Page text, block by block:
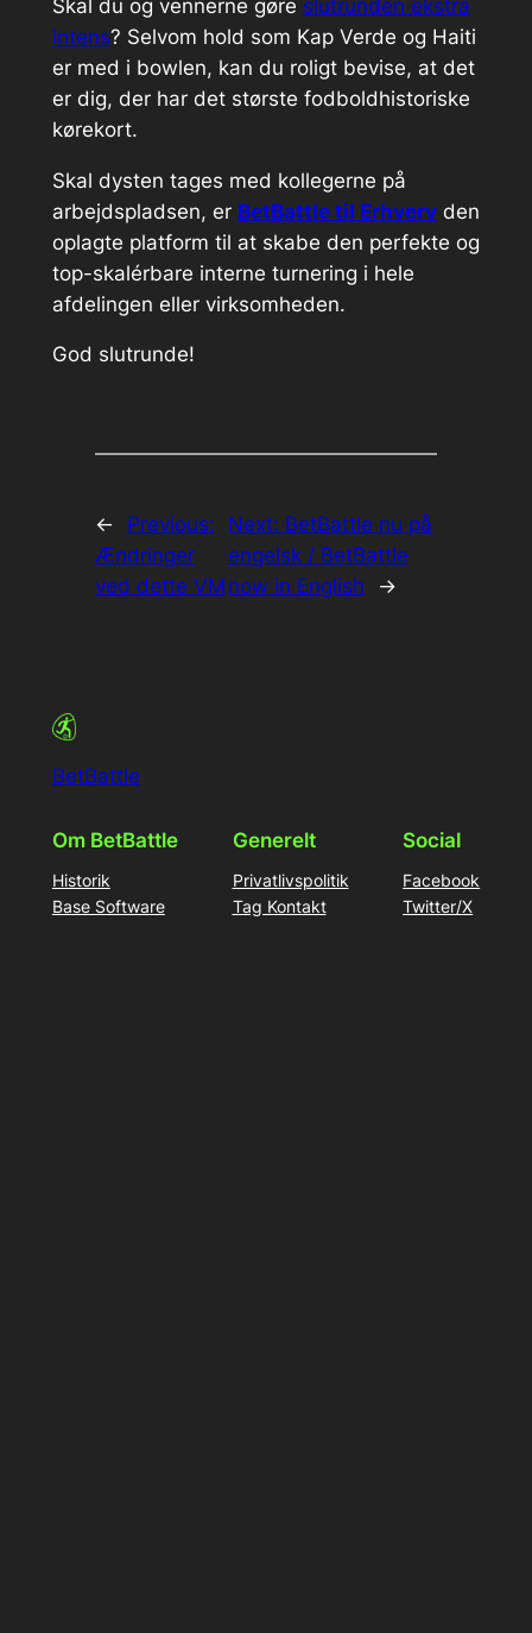
Skal du og vennerne gøre slutrunden ekstra
intens? Selvom hold som Kap Verde og Haiti
er med i bowlen, kan du roligt bevise, at det
er dig, der har det største fodboldhistoriske
kørekort.
Skal dysten tages med kollegerne på
arbejdspladsen, er BetBattle til Erhvervden
oplagte platform til at skabe den perfekte og
top-skalérbare interne turnering i hele
afdelingen eller virksomheden.
God slutrunde!
←
Previous:
Ændringer
ved dette VM
Next: BetBattle nu på
engelsk / BetBattle
now in English
→
BetBattle
Om BetBattle
Historik
Base Software
Generelt
Privatlivspolitik
Tag Kontakt
Social
Facebook
Twitter/X